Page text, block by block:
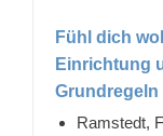
Fühl dich
Einrichtung
Grundregeln
Ramstedt,